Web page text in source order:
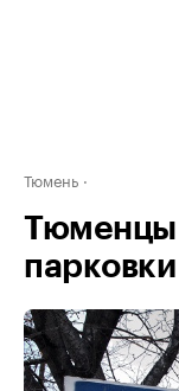
Тюмень
Тюменцы